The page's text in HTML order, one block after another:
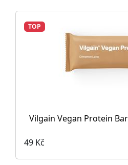
TOP
Vilgain Vegan Protein
49 Kč